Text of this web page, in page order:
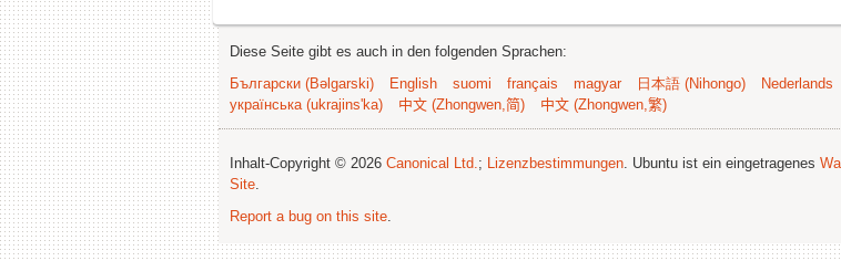
Diese Seite gibt es auch in den folgenden Sprachen:
Български (Bəlgarski)
English suomi français magyar 日本語 (Nihongo) Nederlands
українська (ukrajins'ka)
中文 (Zhongwen,简) 中文 (Zhongwen,繁)
Inhalt-Copyright © 2026 Canonical Ltd.; Lizenzbestimmungen. Ubuntu ist ein eingetragenes
Site.
Report a bug on this site.